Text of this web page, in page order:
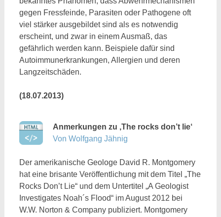
gegen Fressfeinde, Parasiten oder Pathogene oft
viel stärker ausgebildet sind als es notwendig
erscheint, und zwar in einem Ausmaß, das
gefährlich werden kann. Beispiele dafür sind
Autoimmunerkrankungen, Allergien und deren
Langzeitschäden.
(18.07.2013)
Anmerkungen zu ‚The rocks don’t lie‘
Von Wolfgang Jähnig
Der amerikanische Geologe David R. Montgomery
hat eine brisante Veröffentlichung mit dem Titel „The
Rocks Don’t Lie“ und dem Untertitel „A Geologist
Investigates Noah´s Flood“ im August 2012 bei
W.W. Norton & Company publiziert. Montgomery